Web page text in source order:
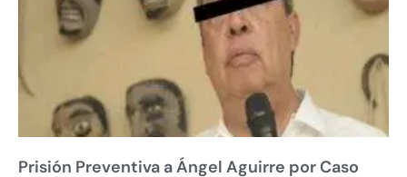
Prisión Preventiva a Ángel Aguirre por Caso